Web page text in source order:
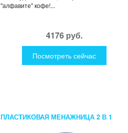
"алфавите" кофе!...
4176 руб.
Посмотреть сейчас
ПЛАСТИКОВАЯ МЕНАЖНИЦА 2 В 1